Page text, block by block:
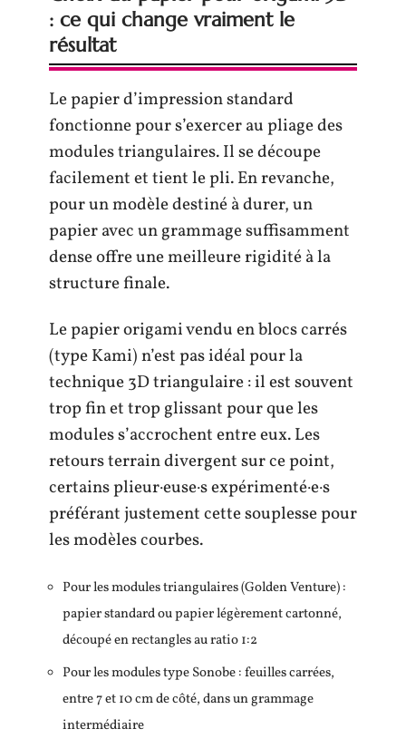
: ce qui change vraiment le
résultat
Le papier d’impression standard
fonctionne pour s’exercer au pliage des
modules triangulaires. Il se découpe
facilement et tient le pli. En revanche,
pour un modèle destiné à durer, un
papier avec un grammage suffisamment
dense offre une meilleure rigidité à la
structure finale.
Le papier origami vendu en blocs carrés
(type Kami) n’est pas idéal pour la
technique 3D triangulaire : il est souvent
trop fin et trop glissant pour que les
modules s’accrochent entre eux. Les
retours terrain divergent sur ce point,
certains plieur·euse·s expérimenté·e·s
préférant justement cette souplesse pour
les modèles courbes.
Pour les modules triangulaires (Golden Venture) :
papier standard ou papier légèrement cartonné,
découpé en rectangles au ratio 1:2
Pour les modules type Sonobe : feuilles carrées,
entre 7 et 10 cm de côté, dans un grammage
intermédiaire